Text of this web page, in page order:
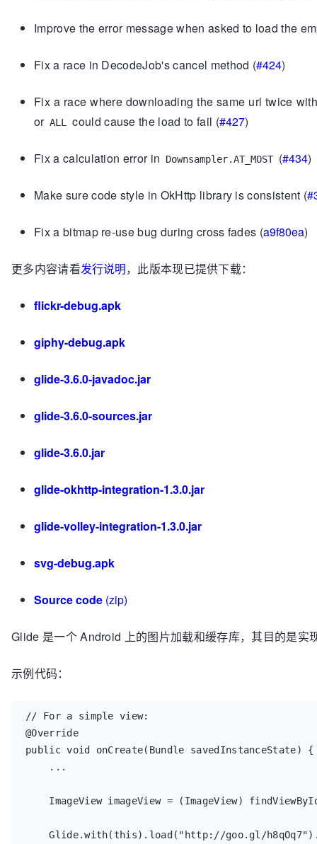
Improve the error message when asked to load the
Fix a race in DecodeJob's cancel method (#424)
Fix a race where downloading the same url twice
or ALL could cause the load to fail (#427)
Fix a calculation error in Downsampler.AT_MOST (#434)
Make sure code style in OkHttp library is consistent (
Fix a bitmap re-use bug during cross fades (a9f80ea)
更多内容请看发行说明，此版本现已提供下载：
flickr-debug.apk
giphy-debug.apk
glide-3.6.0-javadoc.jar
glide-3.6.0-sources.jar
glide-3.6.0.jar
glide-okhttp-integration-1.3.0.jar
glide-volley-integration-1.3.0.jar
svg-debug.apk
Source code (zip)
Glide 是一个 Android 上的图片加载和缓存库，其目的是实
示例代码：
// For a simple view:
@Override
public void onCreate(Bundle savedInstanceState) {
...
ImageView imageView = (ImageView)
Glide.with(this).load("http://goo.gl/